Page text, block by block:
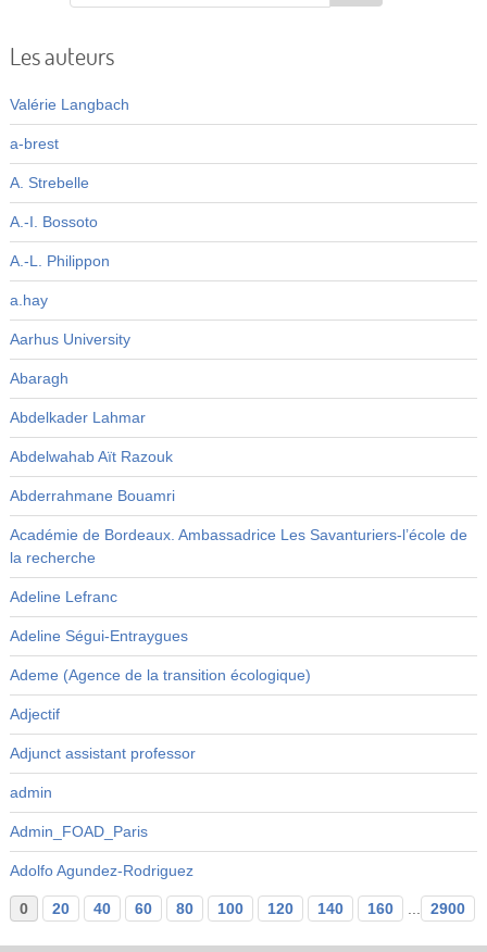
Les auteurs
Valérie Langbach
a-brest
A. Strebelle
A.-I. Bossoto
A.-L. Philippon
a.hay
Aarhus University
Abaragh
Abdelkader Lahmar
Abdelwahab Aït Razouk
Abderrahmane Bouamri
Académie de Bordeaux. Ambassadrice Les Savanturiers-l’école de
la recherche
Adeline Lefranc
Adeline Ségui-Entraygues
Ademe (Agence de la transition écologique)
Adjectif
Adjunct assistant professor
admin
Admin_FOAD_Paris
Adolfo Agundez-Rodriguez
0 20 40 60 80 100 120 140 160 2900